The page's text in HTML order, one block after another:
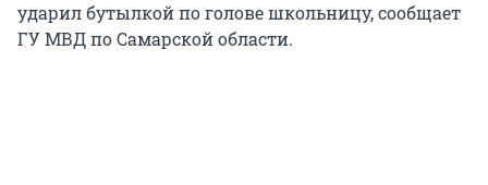
ударил бутылкой по голове школьницу, сообщает
ГУ МВД по Самарской области.